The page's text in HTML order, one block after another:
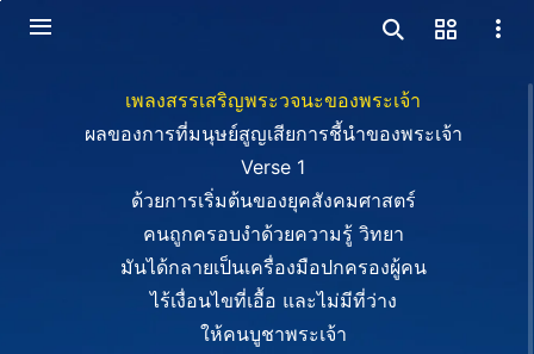
เพลงสรรเสริญพระวจนะของพระเจ้า
ผลของการที่มนุษย์สูญเสียการชี้นำของพระเจ้า
Verse 1
ด้วยการเริ่มต้นของยุคสังคมศาสตร์
คนถูกครอบงำด้วยความรู้ วิทยา
มันได้กลายเป็นเครื่องมือปกครองผู้คน
ไร้เงื่อนไขที่เอื้อ และไม่มีที่ว่าง
ให้คนบูชาพระเจ้า